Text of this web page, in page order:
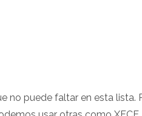
no puede faltar en esta lista.